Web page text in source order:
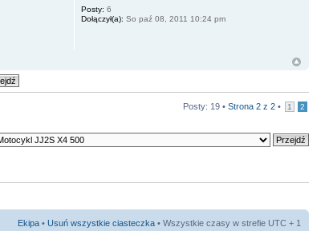
Posty: 6
Dołączył(a): So paź 08, 2011 10:24 pm
Posty: 19 • Strona 2 z 2 • 1 2
Ekipa • Usuń wszystkie ciasteczka • Wszystkie czasy w strefie UTC + 1